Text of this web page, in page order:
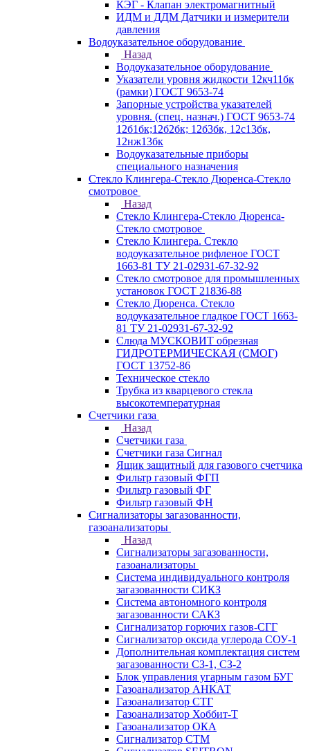
КЭГ - Клапан электромагнитный
ИДМ и ДДМ Датчики и измерители
давления
Водоуказательное оборудование
Назад
Водоуказательное оборудование
Указатели уровня жидкости 12кч11бк
(рамки) ГОСТ 9653-74
Запорные устройства указателей
уровня. (спец. назнач.) ГОСТ 9653-74
12б1бк;12б2бк; 12б3бк, 12с13бк,
12нж13бк
Водоуказательные приборы
специального назначения
Стекло Клингера-Стекло Дюренса-Стекло
смотровое
Назад
Стекло Клингера-Стекло Дюренса-
Стекло смотровое
Стекло Клингера. Стекло
водоуказательное рифленое ГОСТ
1663-81 ТУ 21-02931-67-32-92
Стекло смотровое для промышленных
установок ГОСТ 21836-88
Стекло Дюренса. Стекло
водоуказательное гладкое ГОСТ 1663-
81 ТУ 21-02931-67-32-92
Слюда МУСКОВИТ обрезная
ГИДРОТЕРМИЧЕСКАЯ (СМОГ)
ГОСТ 13752-86
Техническое стекло
Трубка из кварцевого стекла
высокотемпературная
Счетчики газа
Назад
Счетчики газа
Счетчики газа Сигнал
Ящик защитный для газового счетчика
Фильтр газовый ФГП
Фильтр газовый ФГ
Фильтр газовый ФН
Сигнализаторы загазованности,
газоанализаторы
Назад
Сигнализаторы загазованности,
газоанализаторы
Система индивидуального контроля
загазованности СИКЗ
Система автономного контроля
загазованности САКЗ
Сигнализатор горючих газов-СГГ
Сигнализатор оксида углерода СОУ-1
Дополнительная комплектация систем
загазованности СЗ-1, СЗ-2
Блок управления угарным газом БУГ
Газоанализатор АНКАТ
Газоанализатор СТГ
Газоанализатор Хоббит-Т
Газоанализатор ОКА
Сигнализатор СТМ